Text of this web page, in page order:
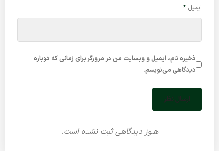
ایمیل *
ذخیره نام، ایمیل و وبسایت من در مرورگر برای زمانی که دوباره
دیدگاهی می‌نویسم.
ارسال نظر
هنوز دیدگاهی ثبت نشده است.